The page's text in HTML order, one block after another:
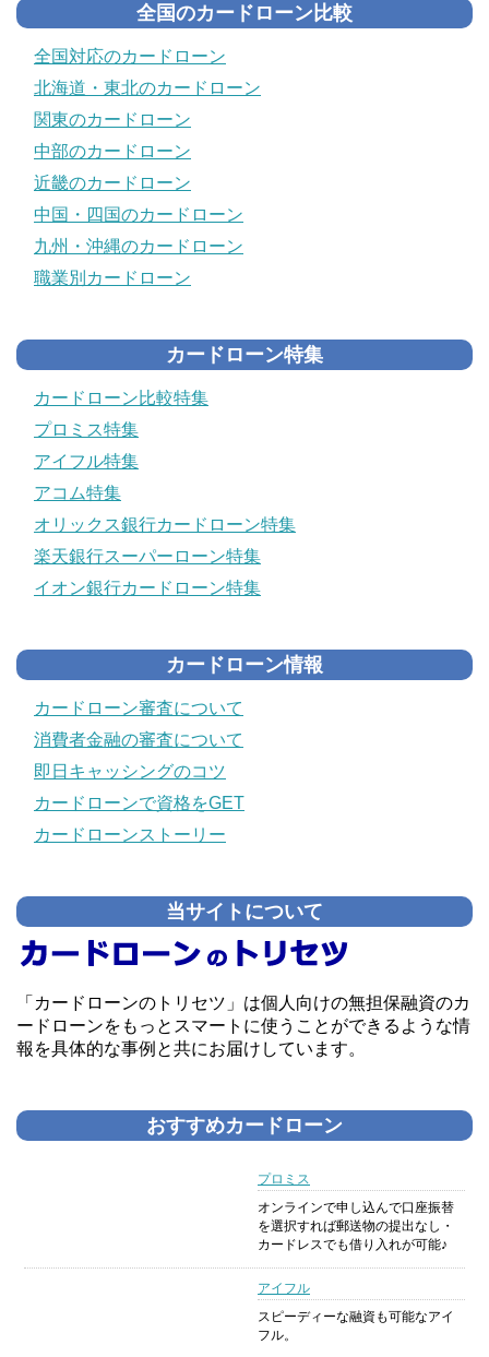
全国のカードローン比較
全国対応のカードローン
北海道・東北のカードローン
関東のカードローン
中部のカードローン
近畿のカードローン
中国・四国のカードローン
九州・沖縄のカードローン
職業別カードローン
カードローン特集
カードローン比較特集
プロミス特集
アイフル特集
アコム特集
オリックス銀行カードローン特集
楽天銀行スーパーローン特集
イオン銀行カードローン特集
カードローン情報
カードローン審査について
消費者金融の審査について
即日キャッシングのコツ
カードローンで資格をGET
カードローンストーリー
当サイトについて
「カードローンのトリセツ」は個人向けの無担保融資のカ
ードローンをもっとスマートに使うことができるような情
報を具体的な事例と共にお届けしています。
おすすめカードローン
プロミス
オンラインで申し込んで口座振替
を選択すれば郵送物の提出なし・
カードレスでも借り入れが可能♪
アイフル
スピーディーな融資も可能なアイ
フル。